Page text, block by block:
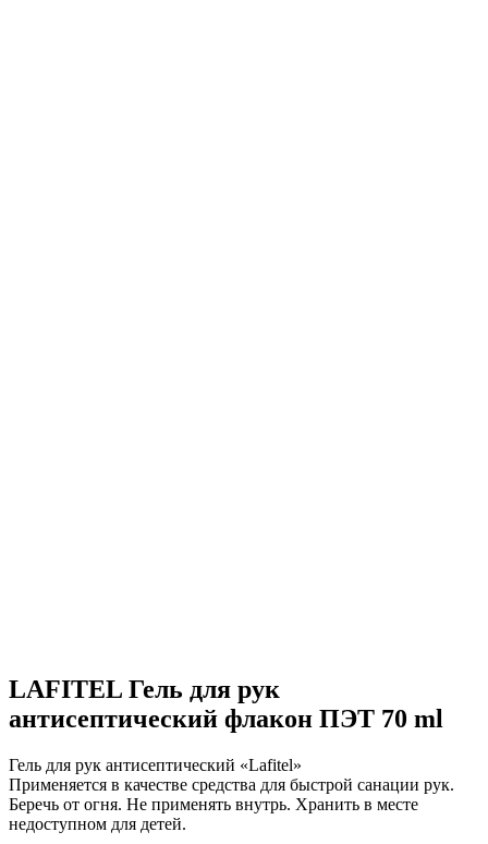
LAFITEL Гель для рук
антисептический флакон ПЭТ 70 ml
Гель для рук антисептический «Lafitel»
Применяется в качестве средства для быстрой санации рук.
Беречь от огня. Не применять внутрь. Хранить в месте
недоступном для детей.